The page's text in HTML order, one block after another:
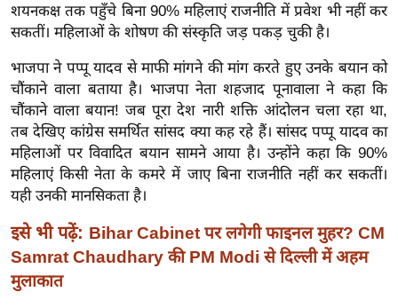
त
यं
ग
इं
डि
या
सा
हि
त्य
ज
ग
त
शयनकक्ष तक पहुँचे बिना 90% महिलाएं राजनीति में प्रवेश भी नहीं कर
सकतीं। महिलाओं के शोषण की संस्कृति जड़ पकड़ चुकी है।
भाजपा ने पप्पू यादव से माफी मांगने की मांग करते हुए उनके बयान को
चौंकाने वाला बताया है। भाजपा नेता शहजाद पूनावाला ने कहा कि
चौंकाने वाला बयान! जब पूरा देश नारी शक्ति आंदोलन चला रहा था,
तब देखिए कांग्रेस समर्थित सांसद क्या कह रहे हैं। सांसद पप्पू यादव का
महिलाओं पर विवादित बयान सामने आया है। उन्होंने कहा कि 90%
महिलाएं किसी नेता के कमरे में जाए बिना राजनीति नहीं कर सकतीं।
यही उनकी मानसिकता है।
इसे भी पढ़ें: Bihar Cabinet पर लगेगी फाइनल मुहर? CM
Samrat Chaudhary की PM Modi से दिल्ली में अहम
मुलाकात